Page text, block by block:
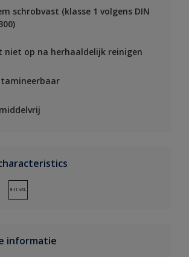
schrobvast (klasse 1 volgens DIN
niet op na herhaaldelijk reinigen
informatie